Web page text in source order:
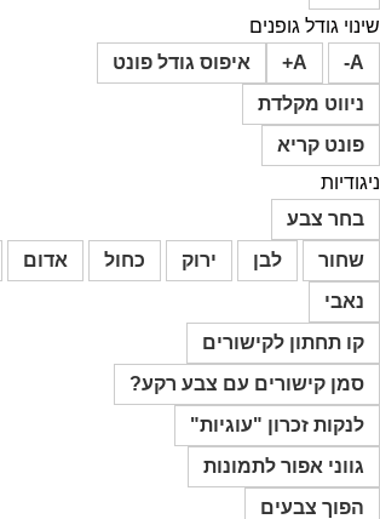
שינוי גודל גופנים
A-
A+
איפוס גודל פונט
ניווט מקלדת
פונט קריא
ניגודיות
בחר צבע
שחור
לבן ירוק כחול אדום
נאבי
קו תחתון לקישורים
סמן קישורים עם צבע רקע?
לנקות זכרון "עוגיות"
גווני אפור לתמונות
הפוך צבעים